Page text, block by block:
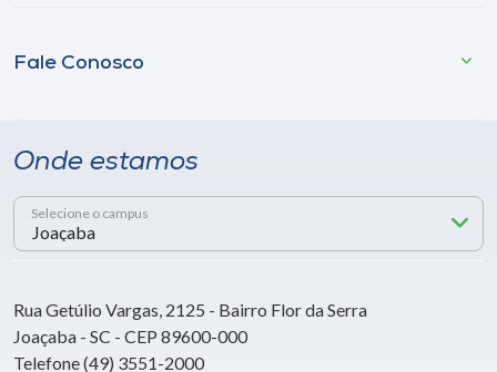
Fale Conosco
Onde estamos
Selecione o campus
Rua Getúlio Vargas, 2125 - Bairro Flor da Serra
Joaçaba - SC - CEP 89600-000
Telefone (49) 3551-2000